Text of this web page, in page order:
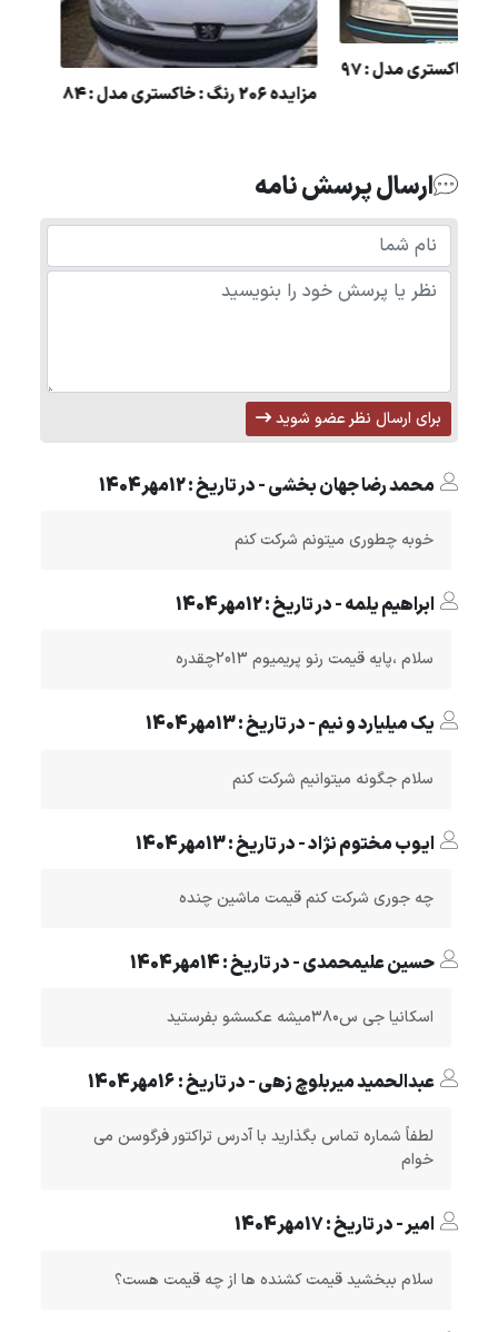
مزایده 206 رنگ : خاکستری مدل : 84
مزایده 405 رنگ : خاکستری مدل : 97
ارسال پرسش نامه
برای ارسال نظر عضو شوید
محمد رضا جهان بخشی - در تاریخ : 12مهر1404
خوبه چطوری میتونم شرکت کنم
ابراهیم یلمه - در تاریخ : 12مهر1404
سلام ،پایه قیمت رنو پریمیوم 2013چقدره
یک میلیارد و نیم - در تاریخ : 13مهر1404
سلام جگونه میتوانیم شرکت کنم
ایوب مختوم نژاد - در تاریخ : 13مهر1404
چه جوری شرکت کنم قیمت ماشین چنده
حسین علیمحمدی - در تاریخ : 14مهر1404
اسکانیا جی س۳۸۰میشه عکسشو بفرستید
عبدالحمید میربلوچ زهی - در تاریخ : 16مهر1404
لطفاً شماره تماس بگذارید با آدرس تراکتور فرگوسن می
خوام
امیر - در تاریخ : 17مهر1404
سلام ببخشید قیمت کشنده ها از چه قیمت هست؟